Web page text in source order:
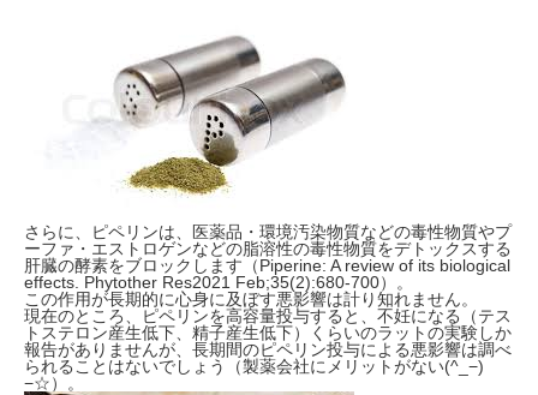
さらに、ピペリンは、医薬品・環境汚染物質などの毒性物質やプ
ーファ・エストロゲンなどの脂溶性の毒性物質をデトックスする
肝臓の酵素をブロックします（Piperine: A review of its biological
effects. Phytother Res2021 Feb;35(2):680-700）。
この作用が長期的に心身に及ぼす悪影響は計り知れません。
現在のところ、ピペリンを高容量投与すると、不妊になる（テス
トステロン産生低下、精子産生低下）くらいのラットの実験しか
報告がありませんが、長期間のピペリン投与による悪影響は調べ
られることはないでしょう（製薬会社にメリットがない(^_−)
−☆）。